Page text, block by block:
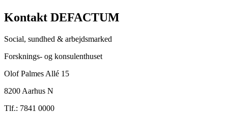
Kontakt DEFACTUM
Social, sundhed & arbejdsmarked
Forsknings- og konsulenthuset
Olof Palmes Allé 15
8200 Aarhus N
Tlf.: 7841 0000